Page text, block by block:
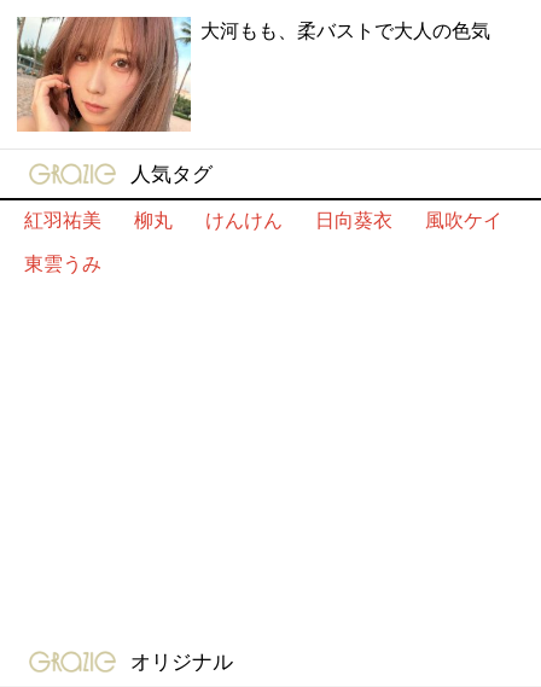
大河もも、柔バストで大人の色気
gravure-grazie
人気タグ
紅羽祐美
柳丸 けんけん 日向葵衣
風吹ケイ
東雲うみ
gravure-grazie
オリジナル